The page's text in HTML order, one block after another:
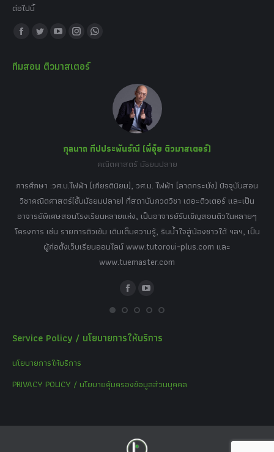
ต่อไปนี้
Find us on:
Facebook
opens
Twitter
opens
YouTube
opens
Instagram
opens
Whatsapp
window
ทีมสอน ติวมาสเตอร์
กุลนาถ ทีปประพันธ์ณี (พี่อุ๋ย ติวมาสเตอร์)
คณิตศาสตร์ มัธยมปลาย
การศึกษา :วศ.บ.ไฟฟ้า (เกียรตินิยม), วศ.ม. ไฟฟ้า (ลาดกระบัง) ปัจจุบันสอน
วิชาคณิตศาสตร์(ชั้นมัธยมปลาย) ที่สถาบันกวดวิชา เดอะติวเตอร์ และเป็น
อาจารย์พิเศษสอนโรงเรียนหลายแห่ง, เป็นอาจารย์รับเชิญสอนติวในหลายๆ
โครงการ เช่น รายการติวเข้ม เติมเต็มความรู้, รินน้ำใจสู่น้องชาวใต้ ฯลฯ, เป็น
ผู้ก่อตั้งเว็บเรียนออนไลน์ www.tutoroui-plus.com และ
www.tuemaster.com
FacebookYouTube
Service Policy / นโยบายการให้บริการ
นโยบายการให้บริการ
PRIVACY POLICY / นโยบายคุ้มครองข้อมูลส่วนบุคคล